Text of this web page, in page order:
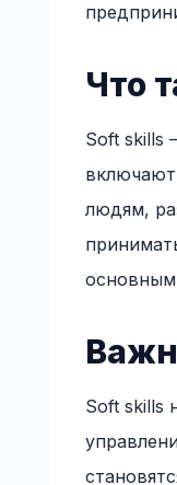
Что
Soft skills
людям,
Soft skills